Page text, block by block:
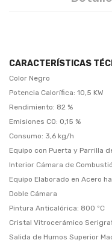
CARACTERÍSTICAS
Color Negro
Potencia Calorífica: 10,5 KW
Rendimiento: 82 %
Emisiones CO: 0,15 %
Consumo: 3,6 kg/h
Equipo con Puerta y Parrilla
Interior Cámara de
Equipo Elaborado en Acero
Doble Cámara
Pintura Anticalórica: 800 ºC
Cristal Vitrocerámico
Salida de Humos Superior